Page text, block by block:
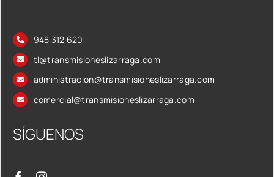
948 312 620
tl@transmisioneslizarraga.com
administracion@transmisioneslizarraga.com
comercial@transmisioneslizarraga.com
SÍGUENOS